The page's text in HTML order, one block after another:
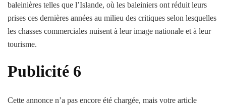
baleinières telles que l’Islande, où les baleiniers ont réduit leurs
prises ces dernières années au milieu des critiques selon lesquelles
les chasses commerciales nuisent à leur image nationale et à leur
tourisme.
Publicité 6
Cette annonce n’a pas encore été chargée, mais votre article